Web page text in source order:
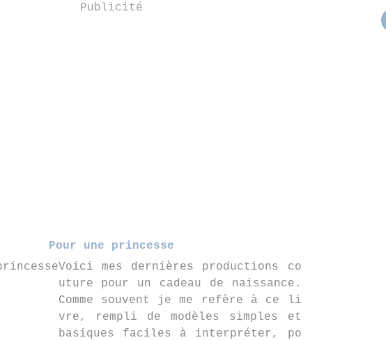
Publicité
Pour une princesse
Voici mes dernières productions co
uture pour un cadeau de naissance.
Comme souvent je me refère à ce li
vre, rempli de modèles simples et
basiques faciles à interpréter, po